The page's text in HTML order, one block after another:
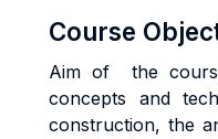
Course
Aim of the
concepts and
construction, the